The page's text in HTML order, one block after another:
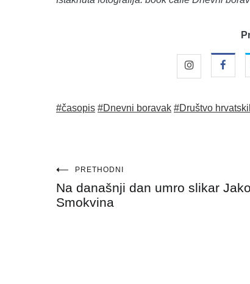
#časopis #Dnevni boravak #Društvo
Navigacija
objava
PRETHODNI
Na današnji dan umro slikar
Smokvina